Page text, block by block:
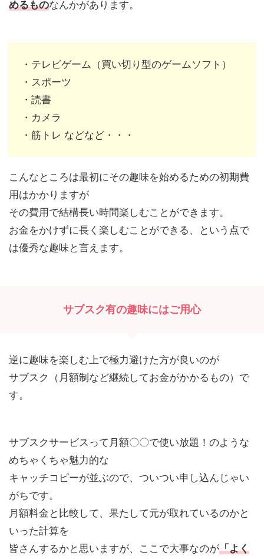
めるものなんかがあります。
・テレビゲーム（買い切り型のゲームソフト）
・スポーツ
・読書
・カメラ
・筋トレ などなど・・・
こんなところは最初にその趣味を始めるための初期費
用はかかりますが
その費用で結構長い時間楽しむことができます。
お金をかけずに長く楽しむことができる、という点で
は優秀な趣味と言えます。
サブスク有の趣味にはご用心
逆に趣味を楽しむ上で極力避けた方が良いのが
サブスク（月額制など継続してお金がかかるもの）で
す。
サブスクサービスって月額〇〇で使い放題！のような
めちゃくちゃ魅力的な
キャッチコピーが並ぶので、ついつい申し込んじゃい
がちです。
月額料金と比較して、果たして元が取れているのかと
いった計算を
皆さんするかと思いますが、ここで大事なのが「よく